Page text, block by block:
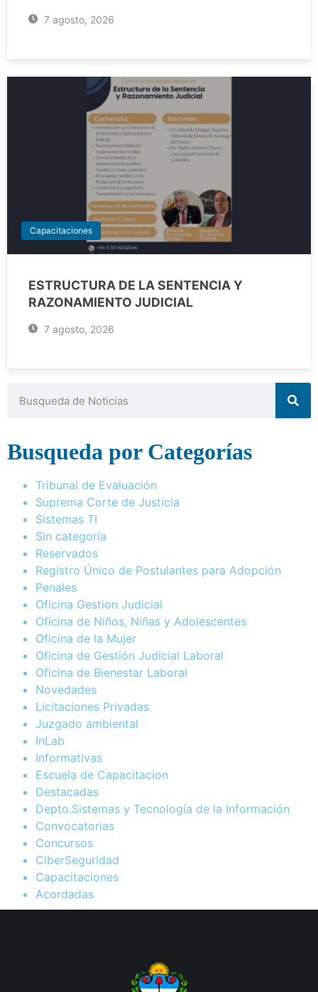
7 agosto, 2026
Capacitaciones
ESTRUCTURA DE LA SENTENCIA Y
RAZONAMIENTO JUDICIAL
7 agosto, 2026
Busqueda por Categorías
Tribunal de Evaluación
Suprema Corte de Justicia
Sistemas TI
Sin categoría
Reservados
Registro Único de Postulantes para Adopción
Penales
Oficina Gestion Judicial
Oficina de Niños, Niñas y Adolescentes
Oficina de la Mujer
Oficina de Gestión Judicial Laboral
Oficina de Bienestar Laboral
Novedades
Licitaciones Privadas
Juzgado ambiental
InLab
Informativas
Escuela de Capacitacion
Destacadas
Depto.Sistemas y Tecnología de la Información
Convocatorias
Concursos
CiberSeguridad
Capacitaciones
Acordadas